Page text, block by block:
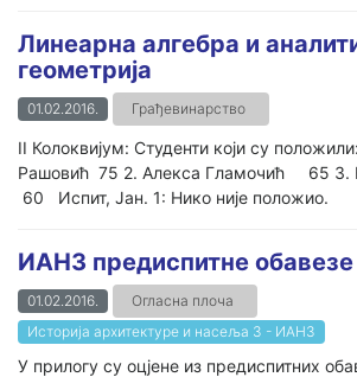
Линеарна алгебра и
геометрија
01.02.2016. Грађевинарство
II Колоквијум: Студенти који су
Рашовић 75 2. Алекса Гламочић 65 3.
60 Испит, Јан. 1: Нико није положио.
ИАН3 предиспитне обавезе
01.02.2016.
Огласна плоча
Историја архитектуре и насеља 3 - ИАН3
У прилогу су оцјене из предиспитних